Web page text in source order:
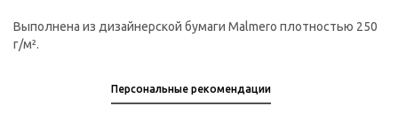
Выполнена из дизайнерской бумаги Malmero плотностью 250
г/м².
Персональные рекомендации